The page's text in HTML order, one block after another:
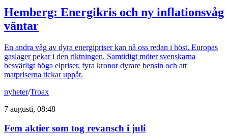
Hemberg: Energikris och ny inflationsvåg
väntar
En andra våg av dyra energipriser kan nå oss redan i höst. Europas
gaslager pekar i den riktningen. Samtidigt möter svenskarna
besvärligt höga elpriser, fyra kronor dyrare bensin och att
matpriserna tickar uppåt.
nyheter/Troax
7 augusti, 08:48
Fem aktier som tog revansch i juli